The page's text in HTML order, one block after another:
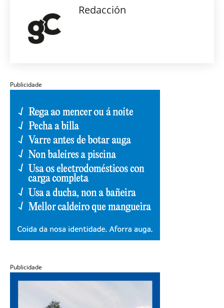
Redacción
Publicidade
Publicidade